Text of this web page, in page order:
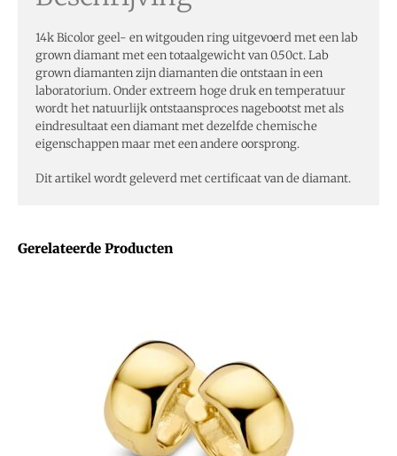
Gerelateerde Producten
14k Bicolor geel- en witgouden ring uitgevoerd met een lab
grown diamant met een totaalgewicht van 0.50ct. Lab
grown diamanten zijn diamanten die ontstaan in een
laboratorium. Onder extreem hoge druk en temperatuur
wordt het natuurlijk ontstaansproces nagebootst met als
eindresultaat een diamant met dezelfde chemische
eigenschappen maar met een andere oorsprong.
Dit artikel wordt geleverd met certificaat van de diamant.